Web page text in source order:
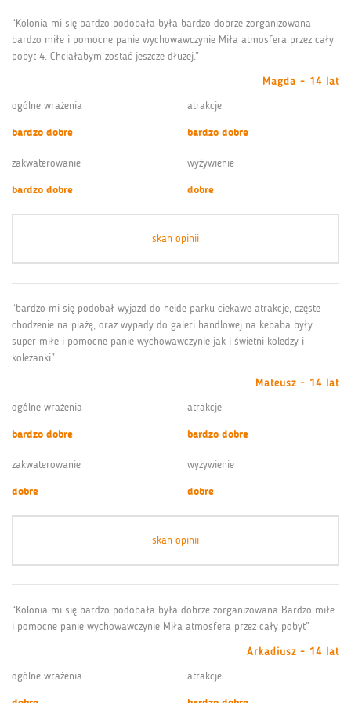
“Kolonia mi się bardzo podobała była bardzo dobrze zorganizowana
bardzo miłe i pomocne panie wychowawczynie Miła atmosfera przez cały
pobyt 4. Chciałabym zostać jeszcze dłużej.”
Magda - 14 lat
ogólne wrażenia
bardzo dobre
atrakcje
bardzo dobre
zakwaterowanie
bardzo dobre
wyżywienie
dobre
skan opinii
“bardzo mi się podobał wyjazd do heide parku ciekawe atrakcje, częste
chodzenie na plażę, oraz wypady do galeri handlowej na kebaba były
super miłe i pomocne panie wychowawczynie jak i świetni koledzy i
koleżanki”
Mateusz - 14 lat
ogólne wrażenia
bardzo dobre
atrakcje
bardzo dobre
zakwaterowanie
dobre
wyżywienie
dobre
skan opinii
“Kolonia mi się bardzo podobała była dobrze zorganizowana Bardzo miłe
i pomocne panie wychowawczynie Miła atmosfera przez cały pobyt”
Arkadiusz - 14 lat
ogólne wrażenia
atrakcje